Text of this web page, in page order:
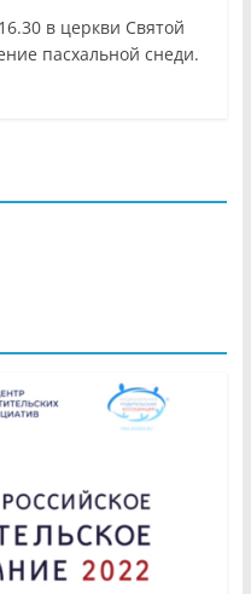
в церкви Святой
пасхальной снеди.